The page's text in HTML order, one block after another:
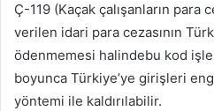
Ç-119 (Kaçak çalışanların para
verilen idari para cezasının
ödenmemesi halindebu kod
boyunca Türkiye’ye girişleri
yöntemi ile kaldırılabilir.